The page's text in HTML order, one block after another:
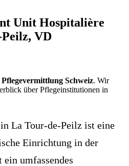
Unit Hospitalière
, VD
Pflegevermittlung Schweiz. Wir
über Pflegeinstitutionen in
La Tour-de-Peilz ist eine
Einrichtung in der
umfassendes